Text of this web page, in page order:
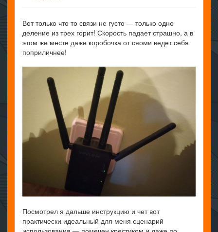
Вот только что то связи не густо — только одно
деление из трех горит! Скорость падает страшно, а в
этом же месте даже коробочка от сяоми ведет себя
поприличнее!
Посмотрел я дальше инструкцию и чет вот
практически идеальный для меня сценарий